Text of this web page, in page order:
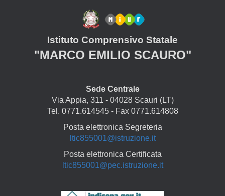
Istituto Comprensivo Statale
"MARCO EMILIO SCAURO"
Sede Centrale
Via Appia, 311 - 04028 Scauri (LT)
Tel. 0771.614545 - Fax 0771.614808
Posta elettronica Segreteria
ltic855001@istruzione.it
Posta elettronica Certificata
ltic855001@pec.istruzione.it